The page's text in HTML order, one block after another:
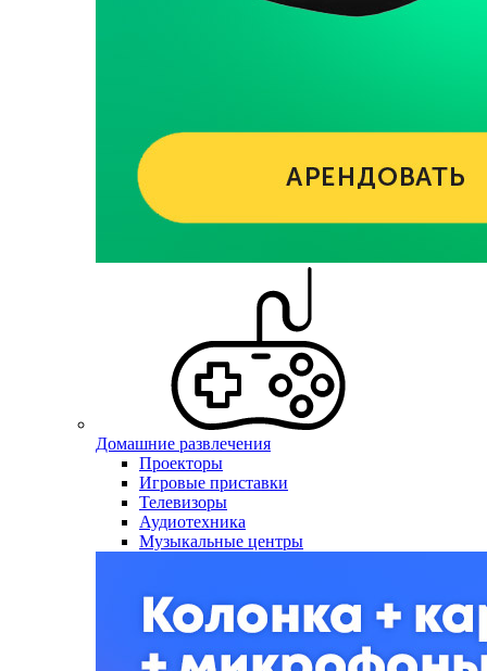
Домашние развлечения
Проекторы
Игровые приставки
Телевизоры
Аудиотехника
Музыкальные центры